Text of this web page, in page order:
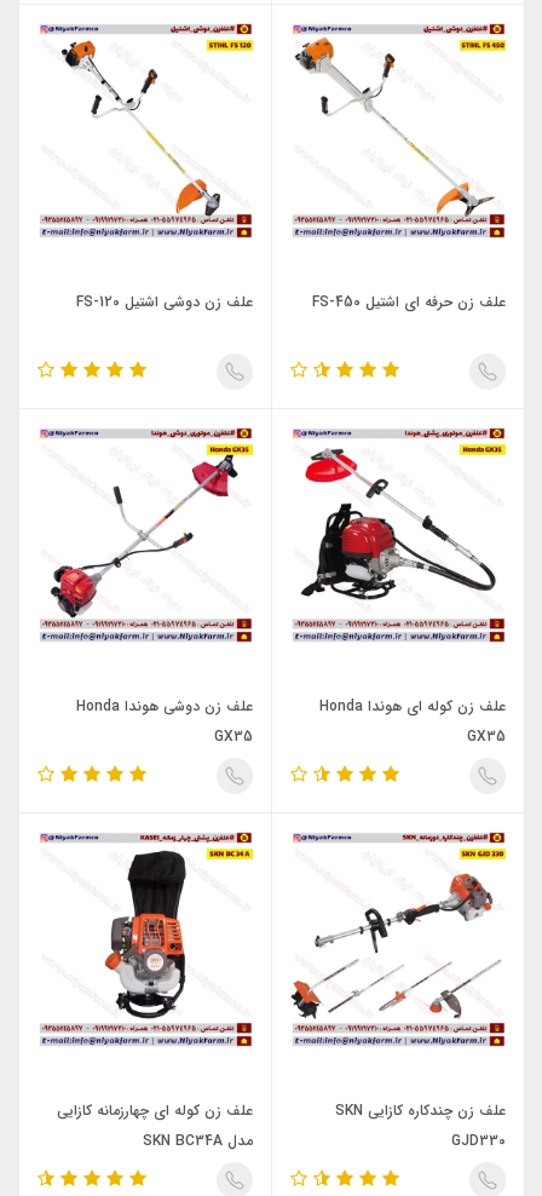
علف زن حرفه ای اشتیل FS-450 علف زن دوشی اشتیل FS-120
علف زن کوله ای هوندا Honda
GX35
علف زن دوشی هوندا Honda
GX35
علف زن چندکاره کازایی SKN
GJD330
علف زن کوله ای چهارزمانه کازایی
مدل SKN BC34A